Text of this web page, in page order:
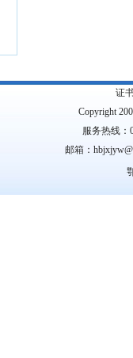
证
Copyright
服务热线：
邮箱：